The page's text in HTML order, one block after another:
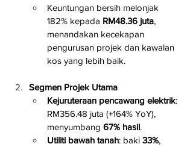
Keuntungan bersih melonjak
182% kepada RM48.36 juta,
menandakan kecekapan
pengurusan projek dan kawalan
kos yang lebih baik.
Segmen Projek Utama
Kejuruteraan pencawang elektrik:
RM356.48 juta (+164% YoY),
menyumbang 67% hasil.
Utiliti bawah tanah: baki 33%,